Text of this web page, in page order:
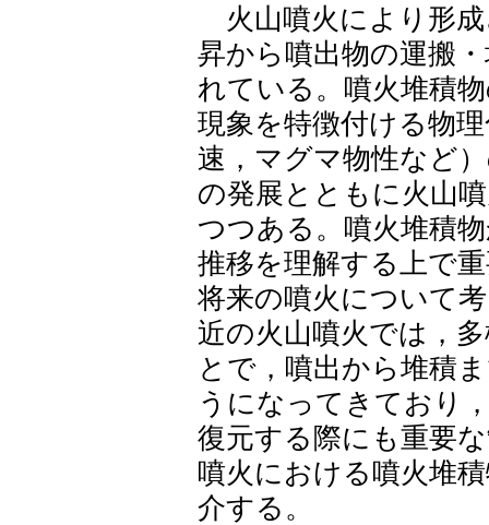
火山噴火により形
昇から噴出物の運搬
れている。噴火堆積
現象を特徴付ける物
速，マグマ物性など
の発展とともに火山
つつある。噴火堆積
推移を理解する上で
将来の噴火について
近の火山噴火では，
とで，噴出から堆積
うになってきており
復元する際にも重要
噴火における噴火堆
介する。